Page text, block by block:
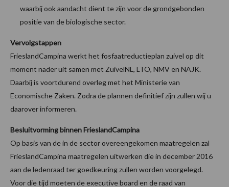
waarbij ook aandacht dient te zijn voor de grondgebonden
positie van de biologische sector.
Vervolgstappen
FrieslandCampina werkt het fosfaatreductieplan zuivel op dit
moment nader uit samen met ZuivelNL, LTO, NMV en NAJK.
Daarbij is voortdurend overleg met het Ministerie van
Economische Zaken. Zodra de plannen definitief zijn zullen wij u
daarover informeren.
Besluitvorming binnen FrieslandCampina
Op basis van de in de sector overeengekomen maatregelen zal
FrieslandCampina maatregelen uitwerken die in december 2016
aan de ledenraad ter goedkeuring zullen worden voorgelegd.
Voor die tijd moeten de executive board en de raad van